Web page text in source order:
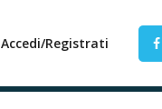
Accedi/Registrati